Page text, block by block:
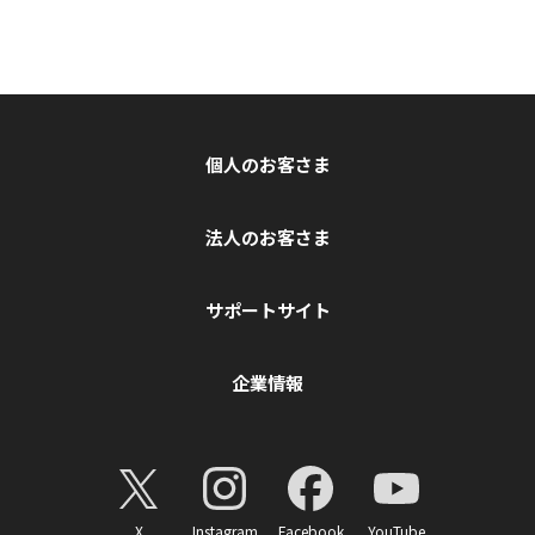
個人のお客さま
法人のお客さま
サポートサイト
企業情報